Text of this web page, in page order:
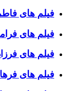
فیلم های
فیلم های
فیلم های
فیلم های